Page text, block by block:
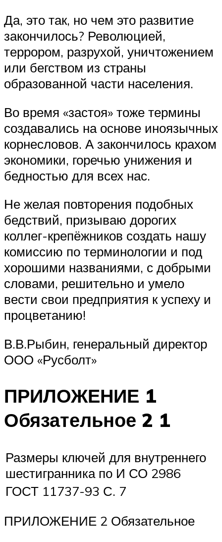
Да, это так, но чем это развитие
закончилось? Революцией,
террором, разрухой, уничтожением
или бегством из страны
образованной части населения.
Во время «застоя» тоже термины
создавались на основе иноязычных
корнесловов. А закончилось крахом
экономики, горечью унижения и
бедностью для всех нас.
Не желая повторения подобных
бедствий, призываю дорогих
коллег-крепёжников создать нашу
комиссию по терминологии и под
хорошими названиями, с добрыми
словами, решительно и умело
вести свои предприятия к успеху и
процветанию!
В.В.Рыбин, генеральный директор
ООО «Русболт»
ПРИЛОЖЕНИЕ 1
Обязательное 2 1
Размеры ключей для внутреннего
шестигранника по И СО 2986
ГОСТ 11737-93 С. 7
ПРИЛОЖЕНИЕ 2 Обязательное